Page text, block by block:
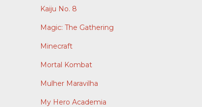
Kaiju No. 8
Magic: The Gathering
Minecraft
Mortal Kombat
Mulher Maravilha
My Hero Academia